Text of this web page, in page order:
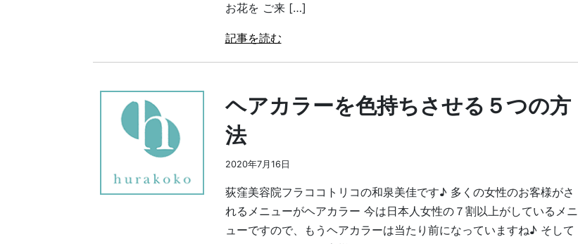
お花を ご来 […]
記事を読む
ヘアカラーを色持ちさせる５つの方
法
2020年7月16日
荻窪美容院フラココトリコの和泉美佳です♪ 多くの女性のお客様がさ
れるメニューがヘアカラー 今は日本人女性の７割以上がしているメニ
ューですので、もうヘアカラーは当たり前になっていますね♪ そして